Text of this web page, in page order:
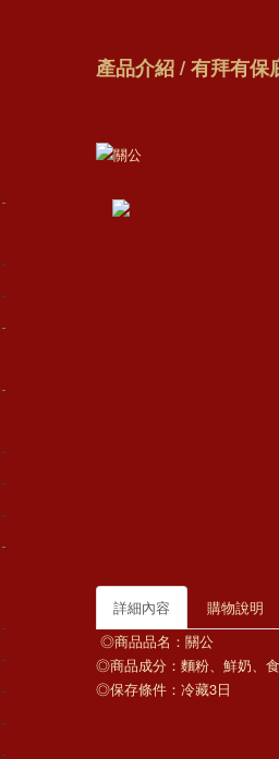
產品介紹 / 有拜有保
詳細內容
購物說明
◎商品品名：關公
◎商品成分：麵粉、鮮奶
◎保存條件：冷藏3日